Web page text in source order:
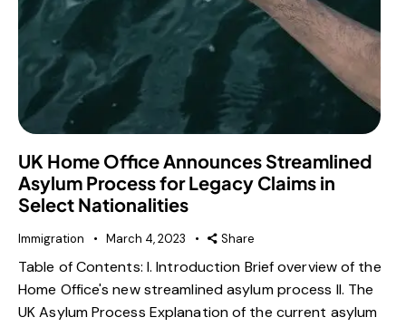
UK Home Office Announces Streamlined
Asylum Process for Legacy Claims in
Select Nationalities
Immigration March 4, 2023 Share
Table of Contents: I. Introduction Brief overview of the
Home Office's new streamlined asylum process II. The
UK Asylum Process Explanation of the current asylum